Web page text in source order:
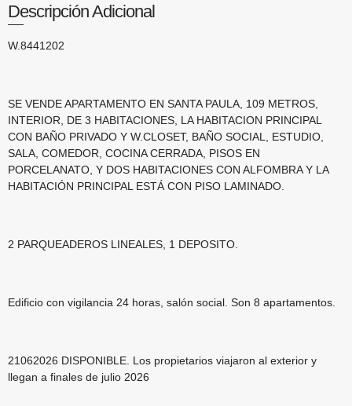
Descripción Adicional
W.8441202
SE VENDE APARTAMENTO EN SANTA PAULA, 109 METROS,
INTERIOR, DE 3 HABITACIONES, LA HABITACION PRINCIPAL
CON BAÑO PRIVADO Y W.CLOSET, BAÑO SOCIAL, ESTUDIO,
SALA, COMEDOR, COCINA CERRADA, PISOS EN
PORCELANATO, Y DOS HABITACIONES CON ALFOMBRA Y LA
HABITACIÓN PRINCIPAL ESTÁ CON PISO LAMINADO.
2 PARQUEADEROS LINEALES, 1 DEPOSITO.
Edificio con vigilancia 24 horas, salón social. Son 8 apartamentos.
21062026 DISPONIBLE. Los propietarios viajaron al exterior y
llegan a finales de julio 2026